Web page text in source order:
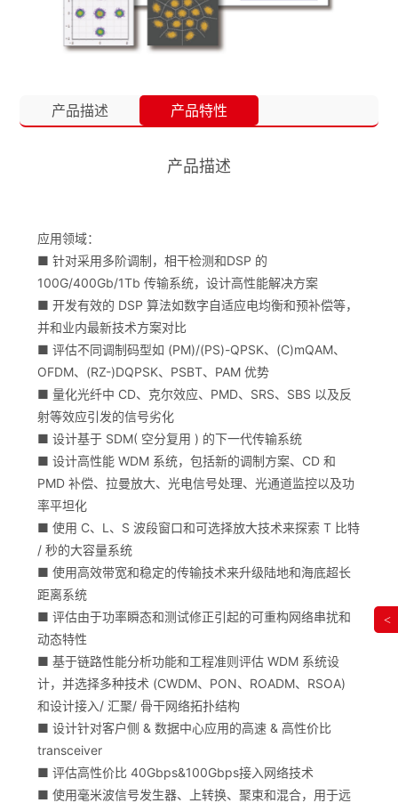
产品描述 产品特性
产品描述
应用领域：
■ 针对采用多阶调制，相干检测和DSP 的
100G/400Gb/1Tb 传输系统，设计高性能解决方案
■ 开发有效的 DSP 算法如数字自适应电均衡和预补偿等，
并和业内最新技术方案对比
■ 评估不同调制码型如 (PM)/(PS)-QPSK、(C)mQAM、
OFDM、(RZ-)DQPSK、PSBT、PAM 优势
■ 量化光纤中 CD、克尔效应、PMD、SRS、SBS 以及反
射等效应引发的信号劣化
■ 设计基于 SDM( 空分复用 ) 的下一代传输系统
■ 设计高性能 WDM 系统，包括新的调制方案、CD 和
PMD 补偿、拉曼放大、光电信号处理、光通道监控以及功
率平坦化
■ 使用 C、L、S 波段窗口和可选择放大技术来探索 T 比特
/ 秒的大容量系统
■ 使用高效带宽和稳定的传输技术来升级陆地和海底超长
距离系统
■ 评估由于功率瞬态和测试修正引起的可重构网络串扰和
动态特性
■ 基于链路性能分析功能和工程准则评估 WDM 系统设
计，并选择多种技术 (CWDM、PON、ROADM、RSOA)
和设计接入/ 汇聚/ 骨干网络拓扑结构
■ 设计针对客户侧 & 数据中心应用的高速 & 高性价比
transceiver
■ 评估高性价比 40Gbps&100Gbps接入网络技术
■ 使用毫米波信号发生器、上转换、聚束和混合，用于远
<